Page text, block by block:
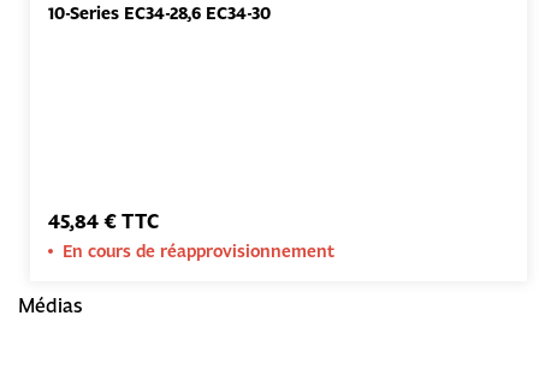
10-Series EC34-28,6 EC34-30
45,84 € TTC
En cours de réapprovisionnement
Médias